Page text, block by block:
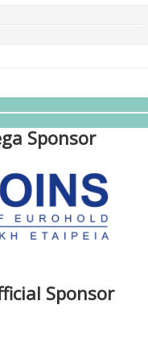
Sponsor
Sponsor